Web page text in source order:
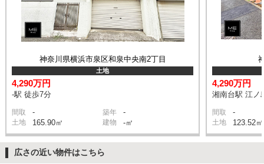
神奈川県横浜市泉区和泉中央南2丁目
土地
4,290万円
-駅 徒歩7分
間取 - 築年 -
土地 165.90㎡ 建物 -㎡
4,290万円
湘南台駅 江ノ
間取 -
土地 123.52㎡
広さの近い物件はこちら